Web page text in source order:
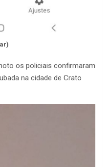
os policiais confirmaram
na cidade de Crato